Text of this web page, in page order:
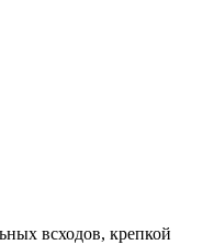
всходов, крепкой